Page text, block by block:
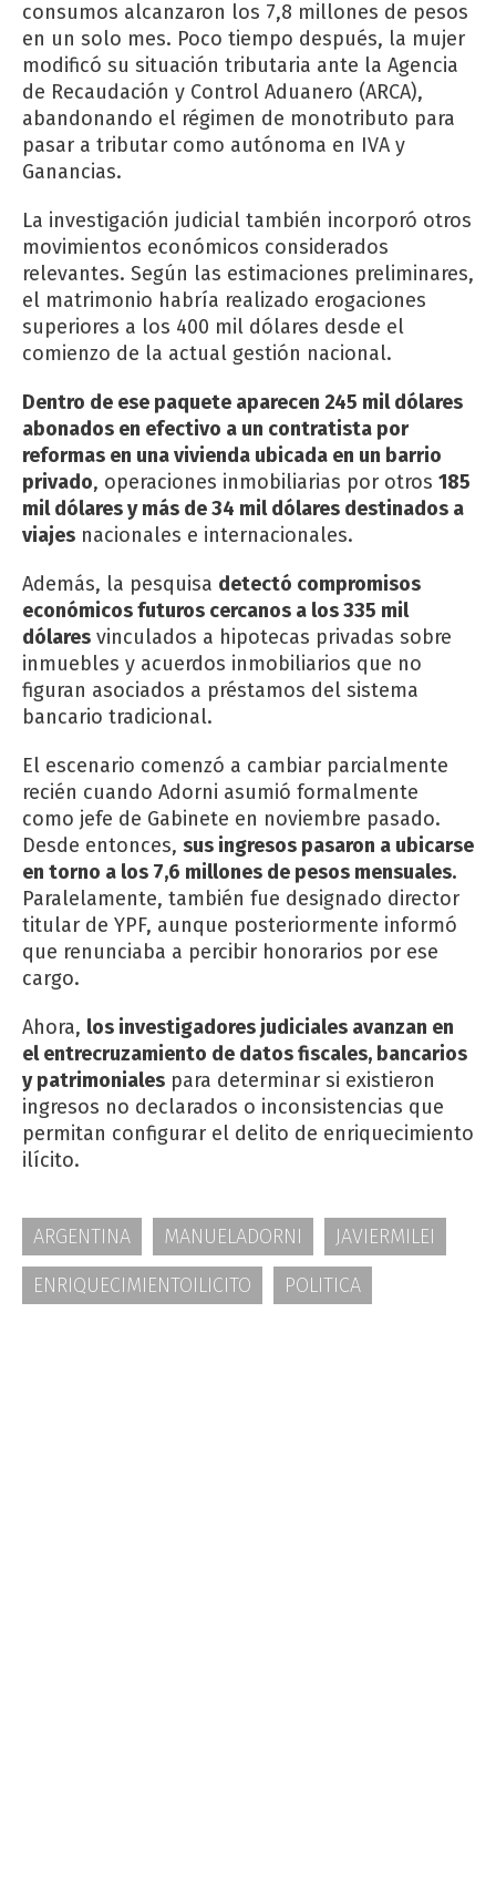
consumos alcanzaron los 7,8 millones de pesos
en un solo mes. Poco tiempo después, la mujer
modificó su situación tributaria ante la Agencia
de Recaudación y Control Aduanero (ARCA),
abandonando el régimen de monotributo para
pasar a tributar como autónoma en IVA y
Ganancias.
La investigación judicial también incorporó otros
movimientos económicos considerados
relevantes. Según las estimaciones preliminares,
el matrimonio habría realizado erogaciones
superiores a los 400 mil dólares desde el
comienzo de la actual gestión nacional.
Dentro de ese paquete aparecen 245 mil dólares
abonados en efectivo a un contratista por
reformas en una vivienda ubicada en un barrio
privado, operaciones inmobiliarias por otros 185
mil dólares y más de 34 mil dólares destinados a
viajes nacionales e internacionales.
Además, la pesquisa detectó compromisos
económicos futuros cercanos a los 335 mil
dólares vinculados a hipotecas privadas sobre
inmuebles y acuerdos inmobiliarios que no
figuran asociados a préstamos del sistema
bancario tradicional.
El escenario comenzó a cambiar parcialmente
recién cuando Adorni asumió formalmente
como jefe de Gabinete en noviembre pasado.
Desde entonces, sus ingresos pasaron a ubicarse
en torno a los 7,6 millones de pesos mensuales.
Paralelamente, también fue designado director
titular de YPF, aunque posteriormente informó
que renunciaba a percibir honorarios por ese
cargo.
Ahora, los investigadores judiciales avanzan en
el entrecruzamiento de datos fiscales, bancarios
y patrimoniales para determinar si existieron
ingresos no declarados o inconsistencias que
permitan configurar el delito de enriquecimiento
ilícito.
ARGENTINA MANUELADORNI
JAVIERMILEI
ENRIQUECIMIENTOILICITO
POLITICA